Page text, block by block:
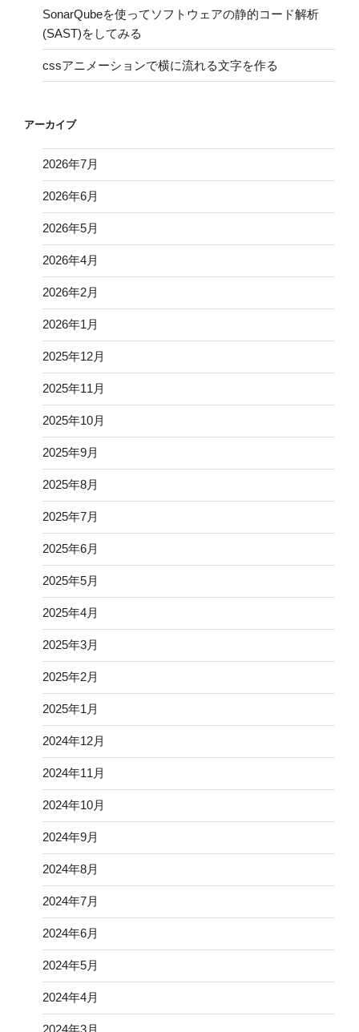
SonarQubeを使ってソフトウェアの静的コード解析
(SAST)をしてみる
cssアニメーションで横に流れる文字を作る
アーカイブ
2026年7月
2026年6月
2026年5月
2026年4月
2026年2月
2026年1月
2025年12月
2025年11月
2025年10月
2025年9月
2025年8月
2025年7月
2025年6月
2025年5月
2025年4月
2025年3月
2025年2月
2025年1月
2024年12月
2024年11月
2024年10月
2024年9月
2024年8月
2024年7月
2024年6月
2024年5月
2024年4月
2024年3月